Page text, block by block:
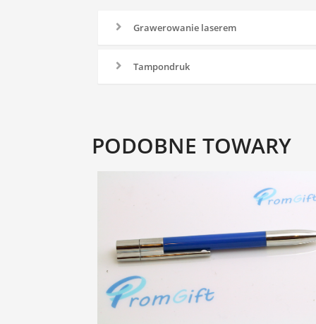
Grawerowanie laserem
Tampondruk
PODOBNE TOWARY